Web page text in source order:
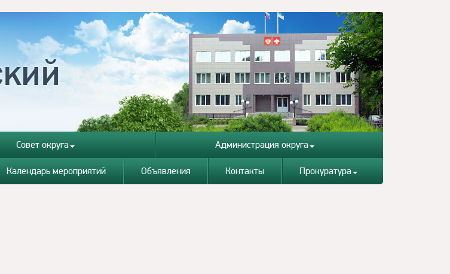
Совет округа Администрация округа
Календарь мероприятий Объявления Контакты Прокуратура